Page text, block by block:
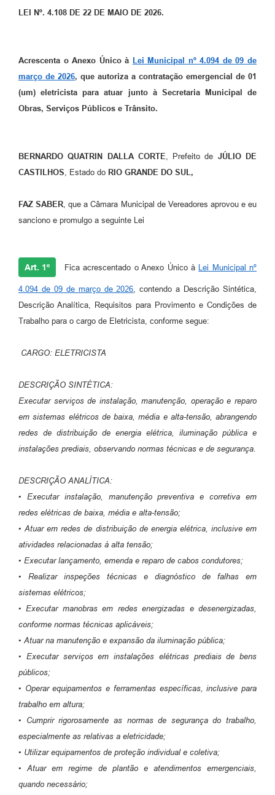
Certidão Negativa
Fiscalização
Modelos de Requerimentos
Relatórios Anuais – Ouvidoria
Ouvidoria
Galeria de Fotos
Notícias
Carta de Serviços
Audiências Públicas
Secretarias
LEI Nº. 4.108 DE 22 DE MAIO DE 2026.
Acrescenta o Anexo Único à Lei Municipal nº 4.094 de 09 de
março de 2026, que autoriza a contratação emergencial de 01
(um) eletricista para atuar junto à Secretaria Municipal de
Obras, Serviços Públicos e Trânsito.
BERNARDO QUATRIN DALLA CORTE , Prefeito de JÚLIO DE
CASTILHOS , Estado do RIO GRANDE DO SUL,
FAZ SABER , que a Câmara Municipal de Vereadores aprovou e eu
sanciono e promulgo a seguinte Lei
Art. 1º Fica acrescentado o Anexo Único à Lei Municipal nº
4.094 de 09 de março de 2026 , contendo a Descrição Sintética,
Descrição Analítica, Requisitos para Provimento e Condições de
Trabalho para o cargo de Eletricista, conforme segue:
CARGO: ELETRICISTA
DESCRIÇÃO SINTÉTICA:
Executar serviços de instalação, manutenção, operação e reparo
em sistemas elétricos de baixa, média e alta-tensão, abrangendo
redes de distribuição de energia elétrica, iluminação pública e
instalações prediais, observando normas técnicas e de segurança.
DESCRIÇÃO ANALÍTICA:
• Executar instalação, manutenção preventiva e corretiva em
redes elétricas de baixa, média e alta-tensão;
• Atuar em redes de distribuição de energia elétrica, inclusive em
atividades relacionadas à alta tensão;
• Executar lançamento, emenda e reparo de cabos condutores;
• Realizar inspeções técnicas e diagnóstico de falhas em
sistemas elétricos;
• Executar manobras em redes energizadas e desenergizadas,
conforme normas técnicas aplicáveis;
• Atuar na manutenção e expansão da iluminação pública;
• Executar serviços em instalações elétricas prediais de bens
públicos;
• Operar equipamentos e ferramentas específicas, inclusive para
trabalho em altura;
• Cumprir rigorosamente as normas de segurança do trabalho,
especialmente as relativas a eletricidade;
• Utilizar equipamentos de proteção individual e coletiva;
• Atuar em regime de plantão e atendimentos emergenciais,
quando necessário;